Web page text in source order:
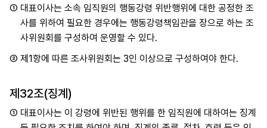
① 대표이사는 소속 임직원의 행동강령 위반행위에 대한 공정한 조
사를 위하여 필요한 경우에는 행동강령책임관을 장으로 하는 조
사위원회를 구성하여 운영할 수 있다.
② 제1항에 따른 조사위원회는 3인 이상으로 구성하여야 한다.
제32조(징계)
① 대표이사는 이 강령에 위반된 행위를 한 임직원에 대하여는 징계